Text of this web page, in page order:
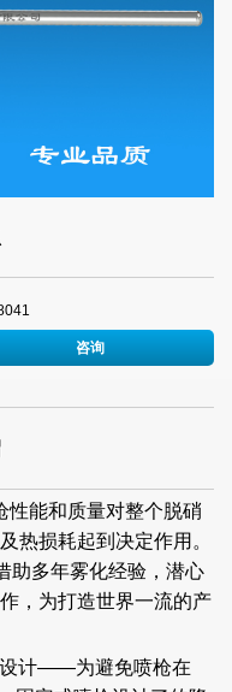
咨询
性能和质量对整个脱硝
热损耗起到决定作用。
助多年雾化经验，潜心
，为打造世界一流的产
设计——为避免喷枪在